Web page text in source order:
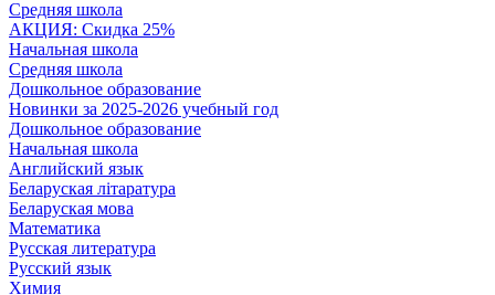
Средняя школа
АКЦИЯ: Скидка 25%
Начальная школа
Средняя школа
Дошкольное образование
Новинки за 2025-2026 учебный год
Дошкольное образование
Начальная школа
Английский язык
Беларуская літаратура
Беларуская мова
Математика
Русская литература
Русский язык
Химия